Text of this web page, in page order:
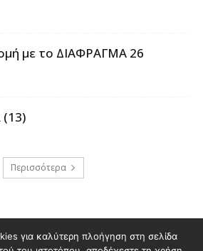
με το ΔΙΑΦΡΑΓΜΑ 26
(13)
Περισσότερα
στο Polis Magazino
για καλύτερη πλοήγηση στη σελίδα